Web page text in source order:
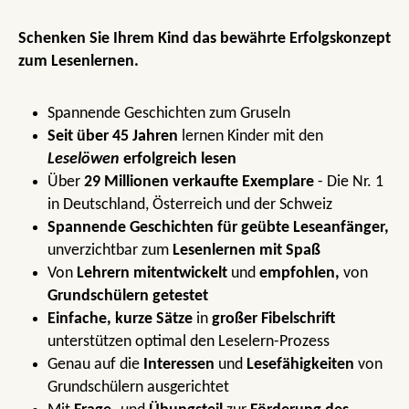
Schenken Sie Ihrem Kind das bewährte Erfolgskonzept
zum Lesenlernen.
Spannende Geschichten zum Gruseln
Seit über 45 Jahren lernen Kinder mit den
Leselöwen erfolgreich lesen
Über 29 Millionen verkaufte Exemplare - Die Nr. 1
in Deutschland, Österreich und der Schweiz
Spannende Geschichten für geübte Leseanfänger,
unverzichtbar zum Lesenlernen mit Spaß
Von Lehrern mitentwickelt und empfohlen, von
Grundschülern getestet
Einfache, kurze Sätze in großer Fibelschrift
unterstützen optimal den Leselern-Prozess
Genau auf die Interessen und Lesefähigkeiten von
Grundschülern ausgerichtet